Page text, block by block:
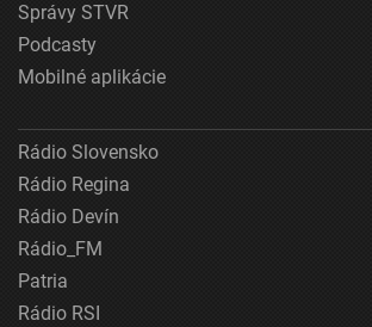
Správy STVR
Podcasty
Mobilné aplikácie
Rádio Slovensko
Rádio Regina
Rádio Devín
Rádio_FM
Patria
Rádio RSI